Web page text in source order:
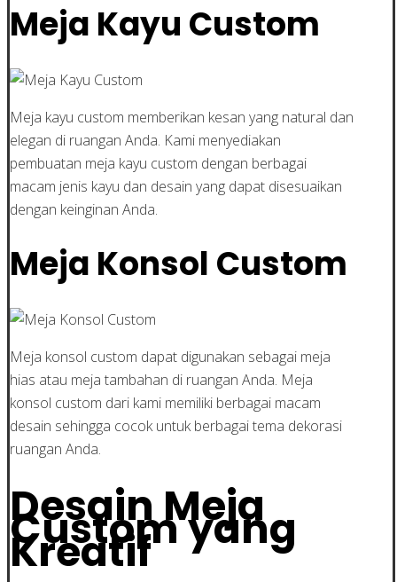
Meja Kayu Custom
Meja kayu custom memberikan kesan yang natural dan
elegan di ruangan Anda. Kami menyediakan
pembuatan meja kayu custom dengan berbagai
macam jenis kayu dan desain yang dapat disesuaikan
dengan keinginan Anda.
Meja Konsol Custom
Meja konsol custom dapat digunakan sebagai meja
hias atau meja tambahan di ruangan Anda. Meja
konsol custom dari kami memiliki berbagai macam
desain sehingga cocok untuk berbagai tema dekorasi
ruangan Anda.
Desain Meja
Custom yang
Kreatif